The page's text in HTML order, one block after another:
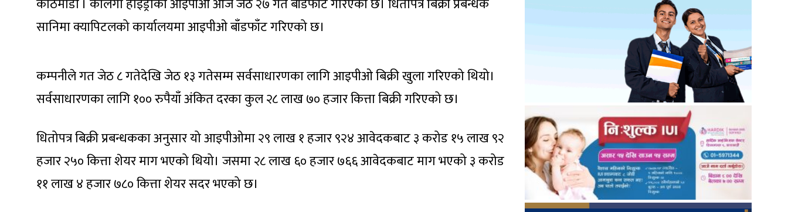
काठमाडौं । कालंगा हाइड्रोको आइपीओ आज जेठ २७ गते बाँडफाँट गरिएको छ। धितोपत्र बिक्री प्रबन्धक
सानिमा क्यापिटलको कार्यालयमा आइपीओ बाँडफाँट गरिएको छ।
कम्पनीले गत जेठ ८ गतेदेखि जेठ १३ गतेसम्म सर्वसाधारणका लागि आइपीओ बिक्री खुला गरिएको थियो।
सर्वसाधारणका लागि १०० रुपैयाँ अंकित दरका कुल २८ लाख ७० हजार कित्ता बिक्री गरिएको छ।
धितोपत्र बिक्री प्रबन्धकका अनुसार यो आइपीओमा २९ लाख १ हजार ९२४ आवेदकबाट ३ करोड १५ लाख ९२
हजार २५० कित्ता शेयर माग भएको थियो। जसमा २८ लाख ६० हजार ७६६ आवेदकबाट माग भएको ३ करोड
११ लाख ४ हजार ७८० कित्ता शेयर सदर भएको छ।